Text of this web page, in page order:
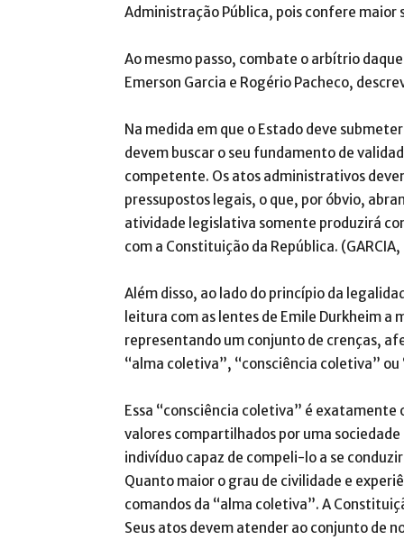
Administração Pública, pois confere
Ao mesmo passo, combate o arbítrio
Emerson Garcia e Rogério Pacheco,
Na medida em que o Estado deve
devem buscar o seu fundamento de
competente. Os atos administrativos
pressupostos legais, o que, por óbvio,
atividade legislativa somente produzirá
com a Constituição da República.
Além disso, ao lado do princípio da
leitura com as lentes de Emile Durkheim
representando um conjunto de crenças,
“alma coletiva”, “consciência coletiva”
Essa “consciência coletiva” é
valores compartilhados por uma
indivíduo capaz de compeli-lo a se
Quanto maior o grau de civilidade e
comandos da “alma coletiva”. A
Seus atos devem atender ao conjunto de